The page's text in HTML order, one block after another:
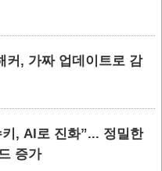
커, 가짜 업데이트로 감
, AI로 진화”... 정밀한
증가